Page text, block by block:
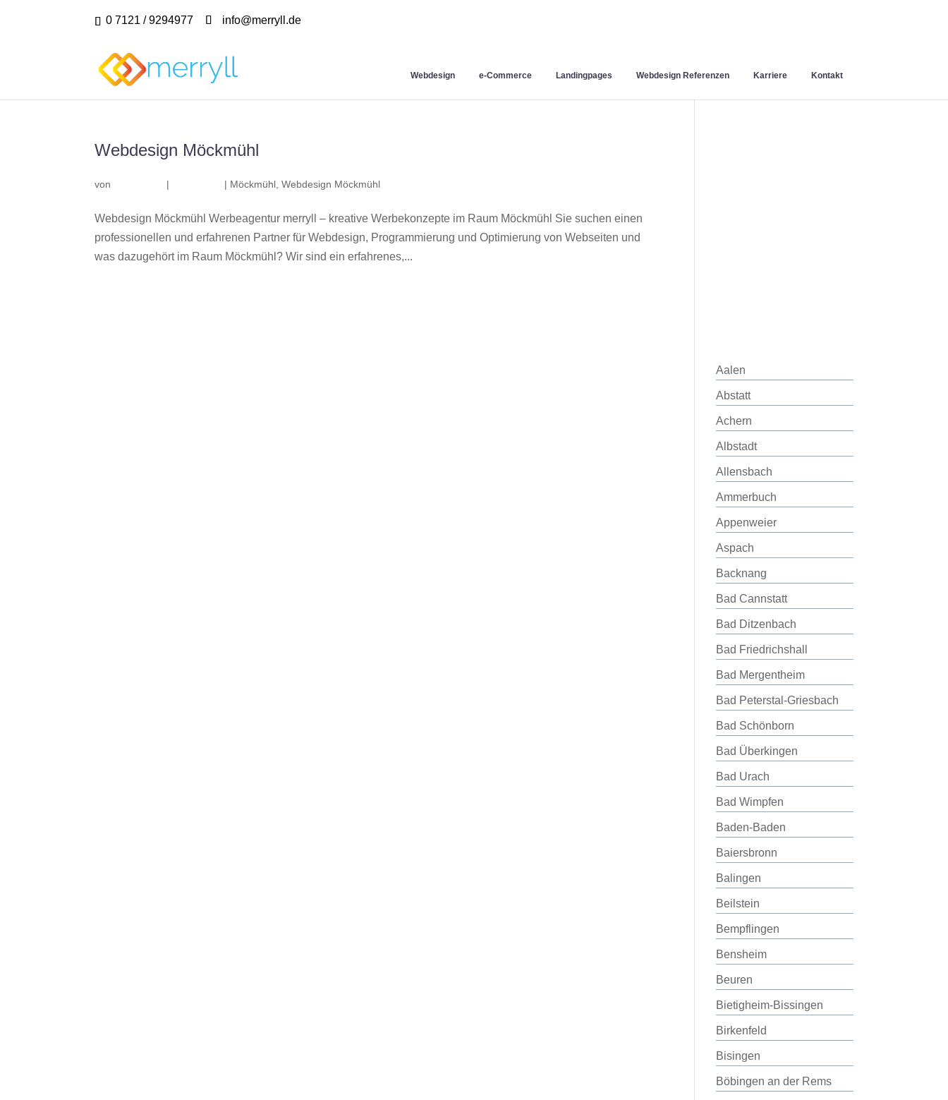
0 7121 / 9294977 info@merryll.de
Webdesign e-Commerce Landingpages Webdesign Referenzen Karriere Kontakt
Webdesign Möckmühl
von | | Möckmühl ,Webdesign Möckmühl
Webdesign Möckmühl Werbeagentur merryll – kreative Werbekonzepte im Raum Möckmühl Sie suchen einen
professionellen und erfahrenen Partner für Webdesign, Programmierung und Optimierung von Webseiten und
was dazugehört im Raum Möckmühl? Wir sind ein erfahrenes,...
Aalen
Abstatt
Achern
Albstadt
Allensbach
Ammerbuch
Appenweier
Aspach
Backnang
Bad Cannstatt
Bad Ditzenbach
Bad Friedrichshall
Bad Mergentheim
Bad Peterstal-Griesbach
Bad Schönborn
Bad Überkingen
Bad Urach
Bad Wimpfen
Baden-Baden
Baiersbronn
Balingen
Beilstein
Bempflingen
Bensheim
Beuren
Bietigheim-Bissingen
Birkenfeld
Bisingen
Böbingen an der Rems